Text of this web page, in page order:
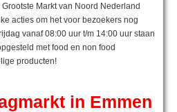
Markt van Noord Nederland
acties om het voor bezoekers nog
vanaf 08:00 uur t/m 14:00 uur staan
met food en non food
producten!
in Emmen